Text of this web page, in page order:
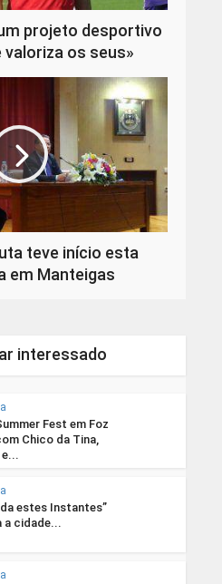
projeto desportivo
valoriza os seus»
teve início esta
em Manteigas
interessado
Fest em Foz
Chico da Tina,
estes Instantes”
a cidade...